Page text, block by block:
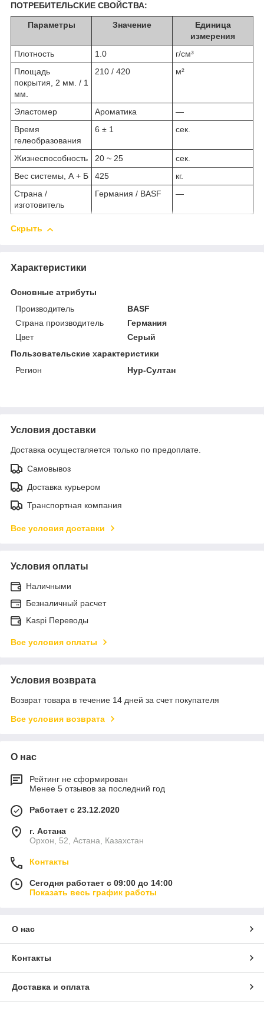
ПОТРЕБИТЕЛЬСКИЕ СВОЙСТВА:
Параметры Значение
Единица
измерения
Плотность
1.0
г/cм³
Площадь
покрытия, 2 мм. / 1
мм.
210 / 420 м²
Эластомер Ароматика
—
Время
гелеобразования
6 ± 1 сек.
Жизнеспособность 20 ~ 25
сек.
Вес системы, А + Б
425
кг.
Страна /
изготовитель
Германия / BASF —
Скрыть
Характеристики
Основные атрибуты
Производитель
BASF
Страна производитель
Германия
Цвет
Серый
Пользовательские характеристики
Регион
Нур-Султан
Условия доставки
Доставка осуществляется только по предоплате.
Самовывоз
Доставка курьером
Транспортная компания
Все условия доставки
Условия оплаты
Наличными
Безналичный расчет
Kaspi Переводы
Все условия оплаты
Условия возврата
Возврат товара в течение 14 дней за счет покупателя
Все условия возврата
О нас
Рейтинг не сформирован
Менее 5 отзывов за последний год
Работает с 23.12.2020
г. Астана
Орхон, 52, Астана, Казахстан
Контакты
Сегодня работает с 09:00 до 14:00
Показать весь график работы
О нас
Контакты
Доставка и оплата